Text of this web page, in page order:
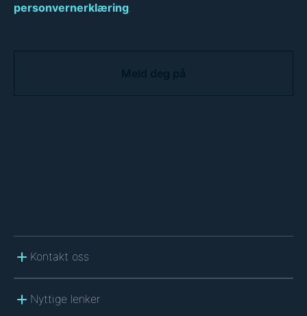
personvernerklæring.
Kontakt oss
Nyttige lenker